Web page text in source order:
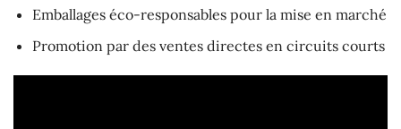
Emballages éco-responsables pour la mise en marché
Promotion par des ventes directes en circuits courts